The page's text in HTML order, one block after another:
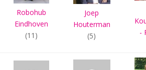
Robohub
Eindhoven
(11)
Joep
Houterman
(5)
-